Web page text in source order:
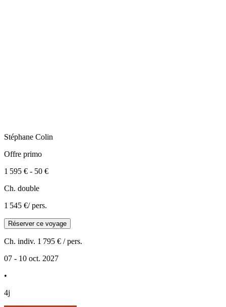
Stéphane Colin
Offre primo
1 595 € - 50 €
Ch. double
1 545 €/ pers.
Réserver ce voyage
Ch. indiv. 1 795 € / pers.
07 - 10 oct. 2027
•
4j